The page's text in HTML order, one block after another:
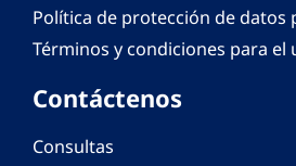
Política de protección de datos
Términos y condiciones para el
Contáctenos
Consultas